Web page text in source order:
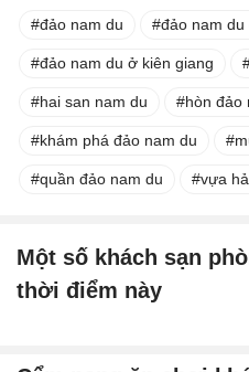
đảo nam du đảo nam du
đảo nam du ở kiên giang
hai san nam du hòn đảo
khám phá đảo nam du
quần đảo nam du vựa
Một số khách sạn
thời điểm này